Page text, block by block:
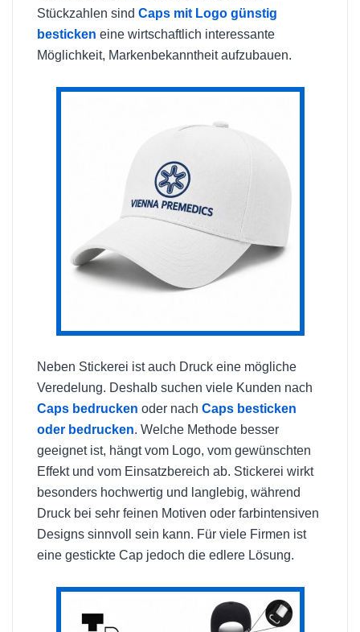
Stückzahlen sind Caps mit Logo günstig
besticken eine wirtschaftlich interessante
Möglichkeit, Markenbekanntheit aufzubauen.
Neben Stickerei ist auch Druck eine mögliche
Veredelung. Deshalb suchen viele Kunden nach
Caps bedrucken oder nach Caps besticken
oder bedrucken. Welche Methode besser
geeignet ist, hängt vom Logo, vom gewünschten
Effekt und vom Einsatzbereich ab. Stickerei wirkt
besonders hochwertig und langlebig, während
Druck bei sehr feinen Motiven oder farbintensiven
Designs sinnvoll sein kann. Für viele Firmen ist
eine gestickte Cap jedoch die edlere Lösung.